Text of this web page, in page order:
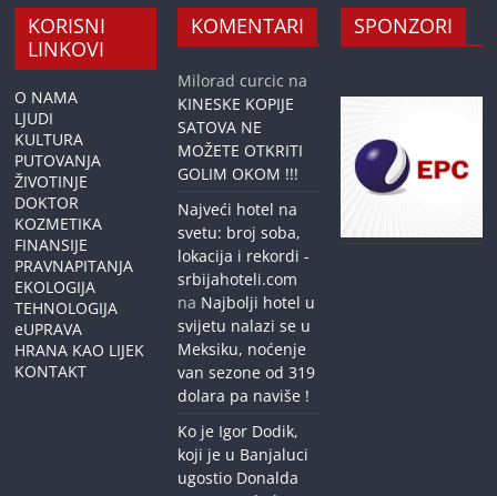
KORISNI
LINKOVI
O NAMA
LJUDI
KULTURA
PUTOVANJA
ŽIVOTINJE
DOKTOR
KOZMETIKA
FINANSIJE
PRAVNAPITANJA
EKOLOGIJA
TEHNOLOGIJA
eUPRAVA
HRANA KAO LIJEK
KONTAKT
KOMENTARI
Milorad curcic na
KINESKE KOPIJE
SATOVA NE
MOŽETE OTKRITI
GOLIM OKOM !!!
Najveći hotel na
svetu: broj soba,
lokacija i rekordi -
srbijahoteli.com
na Najbolji hotel u
svijetu nalazi se u
Meksiku, noćenje
van sezone od 319
dolara pa naviše !
Ko je Igor Dodik,
koji je u Banjaluci
ugostio Donalda
SPONZORI